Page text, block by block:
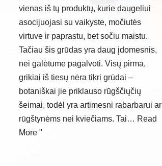
vienas iš tų produktų, kurie daugeliui
asocijuojasi su vaikyste, močiutės
virtuve ir paprastu, bet sočiu maistu.
Tačiau šis grūdas yra daug įdomesnis,
nei galėtume pagalvoti. Visų pirma,
grikiai iš tiesų nėra tikri grūdai –
botaniškai jie priklauso rūgščiųčių
šeimai, todėl yra artimesni rabarbarui ar
rūgštynėms nei kviečiams. Tai… Read
More "